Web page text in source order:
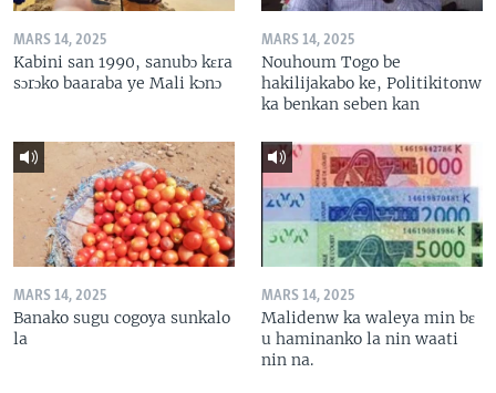
MARS 14, 2025
Kabini san 1990, sanubɔ kɛra
sɔrɔko baaraba ye Mali kɔnɔ
MARS 14, 2025
Nouhoum Togo be
hakilijakabo ke, Politikitonw
ka benkan seben kan
MARS 14, 2025
Banako sugu cogoya sunkalo
la
MARS 14, 2025
Malidenw ka waleya min bɛ
u haminanko la nin waati
nin na.